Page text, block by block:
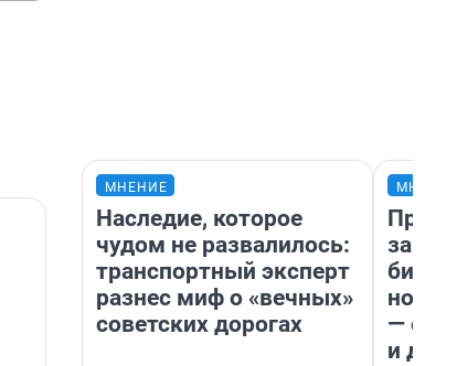
МНЕНИЕ
Наследие, которое
чудом не развалилось:
транспортный эксперт
разнес миф о «вечных»
советских дорогах
— он
и